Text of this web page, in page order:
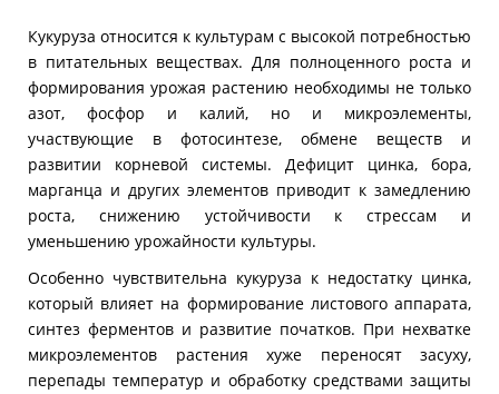
Кукуруза относится к культурам с высокой потребностью
в питательных веществах. Для полноценного роста и
формирования урожая растению необходимы не только
азот, фосфор и калий, но и микроэлементы,
участвующие в фотосинтезе, обмене веществ и
развитии корневой системы. Дефицит цинка, бора,
марганца и других элементов приводит к замедлению
роста, снижению устойчивости к стрессам и
уменьшению урожайности культуры.
Особенно чувствительна кукуруза к недостатку цинка,
который влияет на формирование листового аппарата,
синтез ферментов и развитие початков. При нехватке
микроэлементов растения хуже переносят засуху,
перепады температур и обработку средствами защиты